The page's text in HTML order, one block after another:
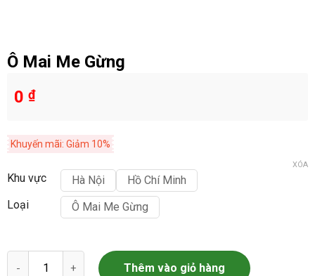
Ô Mai Me Gừng
0 ₫
Khuyến mãi: Giảm 10%
Khu vực Hà Nội
Hồ Chí Minh
Loại
Ô Mai Me Gừng
XÓA
Ô Mai Me Gừng số lượng
Thêm vào giỏ hàng